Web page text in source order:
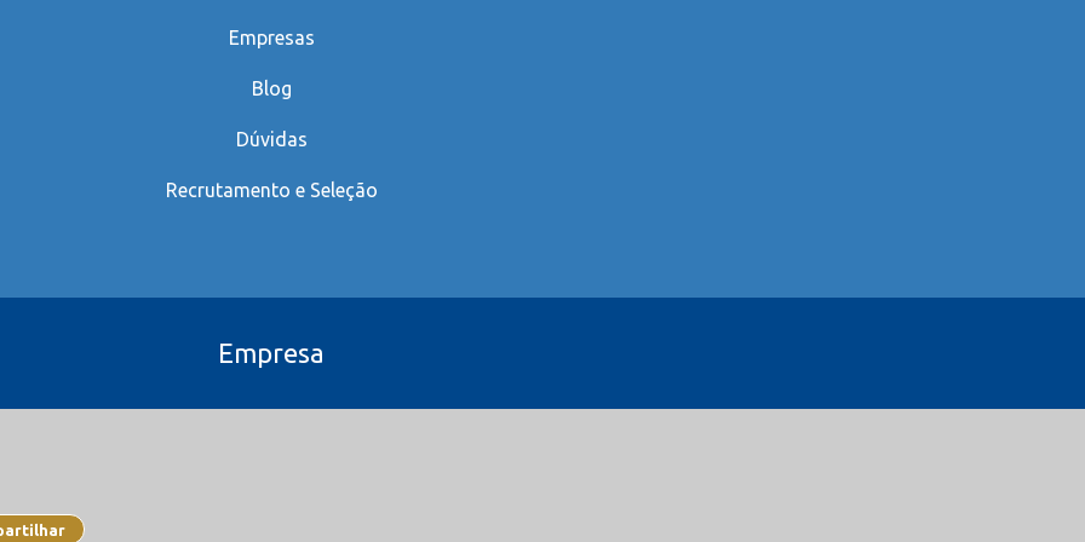
Empresas
Blog
Dúvidas
Recrutamento e Seleção
Empresa